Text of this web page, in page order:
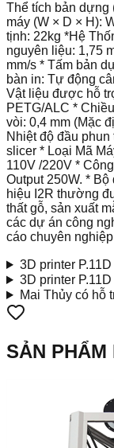
Thể tích bản dựng
máy (W × D × H):
tịnh: 22kg *Hệ
nguyên liệu: 1,75
mm/s * Tấm bản
bàn in: Tự động
Vật liệu được hỗ
PETG/ALC *
vòi: 0,4 mm (Mặc
Nhiệt độ đầu phun
slicer * Loại Mã
110V /220V *
Output 250W. *
hiệu I2R thường
thất gỗ, sản xuất
các dự án công
cáo chuyên
3D printer
3D printer
Mai Thủy có hỗ
SẢN PHẨM